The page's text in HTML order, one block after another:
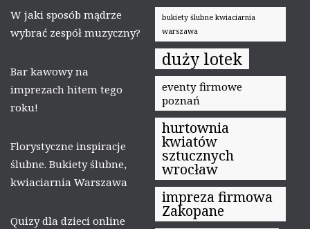
W jaki sposób mądrze
wybrać zespół muzyczny?
Bar kawowy na
imprezach hitem tego
roku!
Florystyczne inspiracje
ślubne. Bukiety ślubne,
kwiaciarnia Warszawa
Quizy dla dzieci online
bukiety ślubne kwiaciarnia
warszawa
duży lotek
eventy firmowe
poznań
hurtownia
kwiatów
sztucznych
wrocław
impreza firmowa
Zakopane